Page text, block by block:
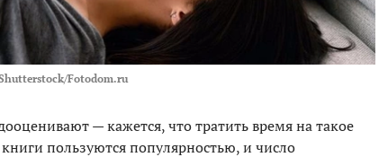
Fotodom.ru
— кажется, что тратить время на такое
пользуются популярностью, и число